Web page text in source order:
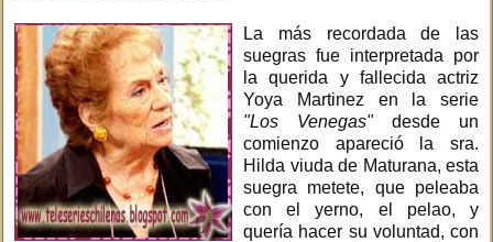
La más recordada de las
suegras fue interpretada por
la querida y fallecida actriz
Yoya Martinez en la serie
"Los Venegas"desde un
comienzo apareció la sra.
Hilda viuda de Maturana, esta
suegra metete, que peleaba
con el yerno, el pelao, y
quería hacer su voluntad, con